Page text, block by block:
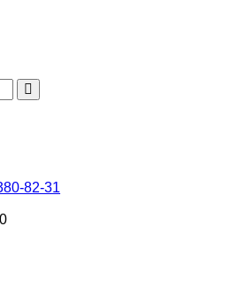
82-31